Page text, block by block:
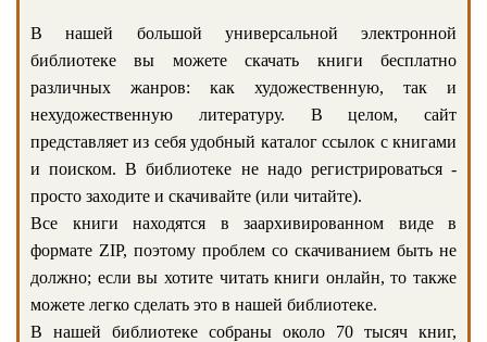
В нашей большой универсальной электронной
библиотеке вы можете скачать книги бесплатно
различных жанров: как художественную, так и
нехудожественную литературу. В целом, сайт
представляет из себя удобный каталог ссылок с книгами
и поиском. В библиотеке не надо регистрироваться -
просто заходите и скачивайте (или читайте).
Все книги находятся в заархивированном виде в
формате ZIP, поэтому проблем со скачиванием быть не
должно; если вы хотите читать книги онлайн, то также
можете легко сделать это в нашей библиотеке.
В нашей библиотеке собраны около 70 тысяч книг,